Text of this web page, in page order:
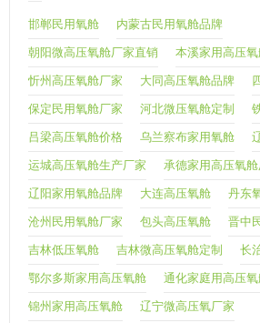
邯郸民用氧舱 内蒙古民用氧舱品牌
朝阳微高压氧舱厂家直销 本溪家用高压
忻州高压氧舱厂家 大同高压氧舱品牌
保定民用氧舱厂家 河北微压氧舱定制
吕梁高压氧舱价格 乌兰察布家用氧舱
运城高压氧舱生产厂家 承德家用高压氧舱
辽阳家用氧舱品牌 大连高压氧舱 丹东
沧州民用氧舱厂家 包头高压氧舱 晋中
吉林低压氧舱 吉林微高压氧舱定制 长
鄂尔多斯家用高压氧舱 通化家庭用高压
锦州家用高压氧舱 辽宁微高压氧厂家